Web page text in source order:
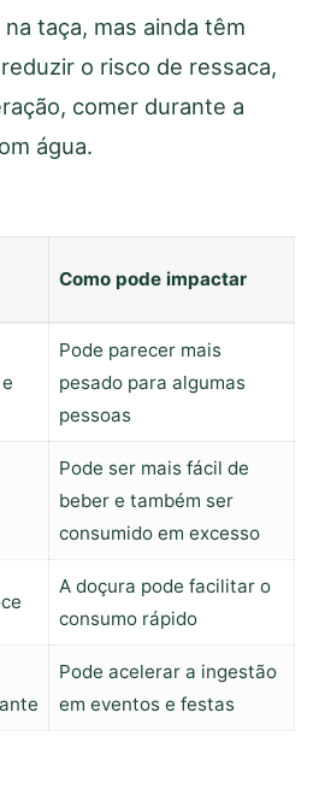
taça, mas ainda têm
o risco de ressaca,
comer durante a
água.
Como pode impactar
Pode parecer mais
pesado para algumas
pessoas
Pode ser mais fácil de
beber e também ser
consumido em excesso
A doçura pode facilitar o
consumo rápido
Pode acelerar a ingestão
em eventos e festas